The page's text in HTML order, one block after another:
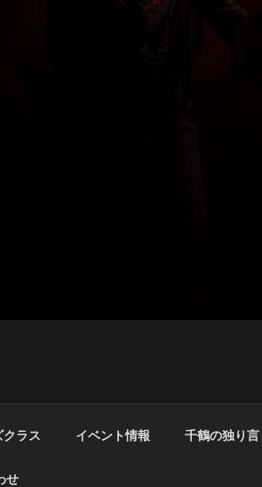
クラス イベント情報 千鶴の独り言
せ